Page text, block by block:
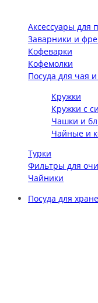
Аксессуары для
Заварники и
Кофеварки
Кофемолки
Посуда для чая
Кружки
Кружки с
Чашки и
Чайные и
Турки
Фильтры для
Чайники
Посуда для